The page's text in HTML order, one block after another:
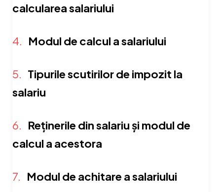
calcularea salariului
4. Modul de calcul a salariului
5. Tipurile scutirilor de impozit la
salariu
6.
Reținerile din salariu și modul de
calcul a acestora
7. Modul de achitare a salariului